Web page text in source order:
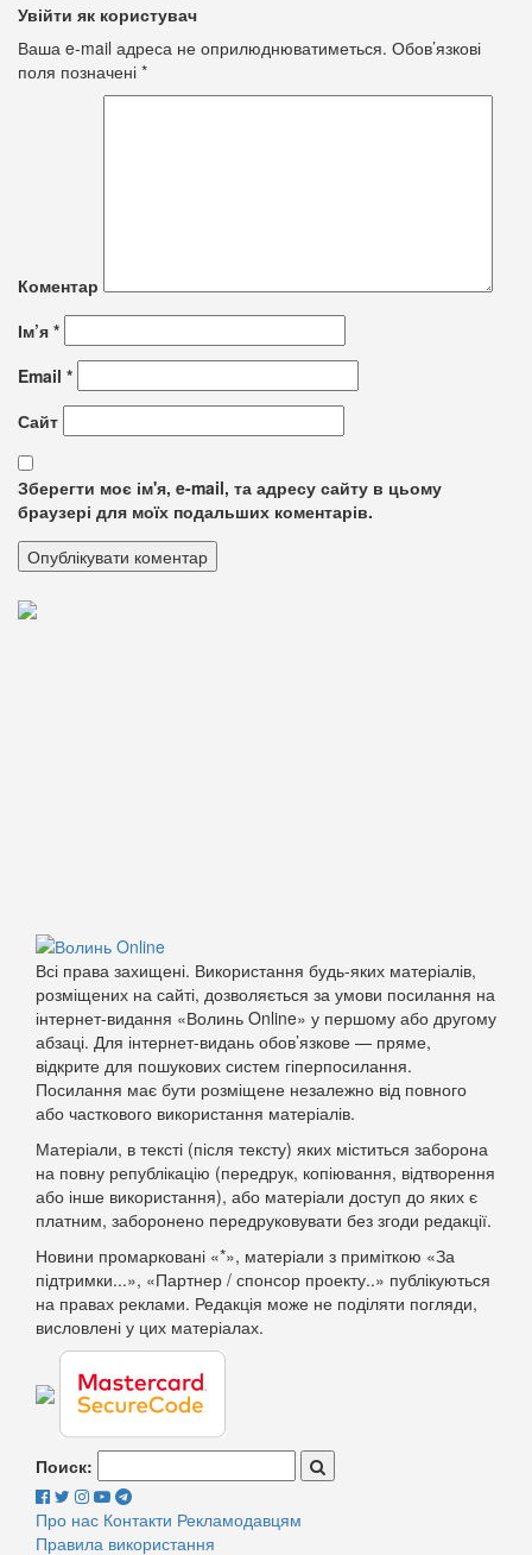
Увійти як користувач
Ваша e-mail адреса не оприлюднюватиметься. Обов’язкові
поля позначені *
Коментар
Ім’я *
Email *
Сайт
Зберегти моє ім'я, e-mail, та адресу сайту в цьому
браузері для моїх подальших коментарів.
Всі права захищені. Використання будь-яких матеріалів,
розміщених на сайті, дозволяється за умови посилання на
інтернет-видання «Волинь Online» у першому або другому
абзаці. Для інтернет-видань обов’язкове — пряме,
відкрите для пошукових систем гіперпосилання.
Посилання має бути розміщене незалежно від повного
або часткового використання матеріалів.
Матеріали, в тексті (після тексту) яких міститься заборона
на повну републікацію (передрук, копіювання, відтворення
або інше використання), або матеріали доступ до яких є
платним, заборонено передруковувати без згоди редакції.
Новини промарковані «*», матеріали з приміткою «За
підтримки...», «Партнер / спонсор проекту..» публікуються
на правах реклами. Редакція може не поділяти погляди,
висловлені у цих матеріалах.
Поиск:
Про нас Контакти Рекламодавцям
Правила використання